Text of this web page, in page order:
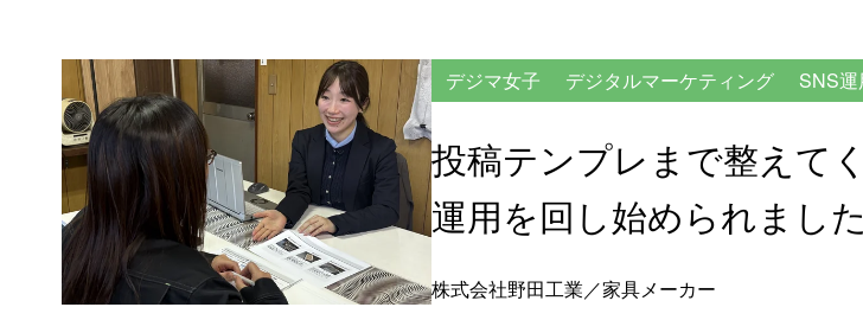
デジマ女子 デジタルマーケティング SNS運
投稿テンプレまで整えて
運用を回し始められました
株式会社野田工業／家具メーカー